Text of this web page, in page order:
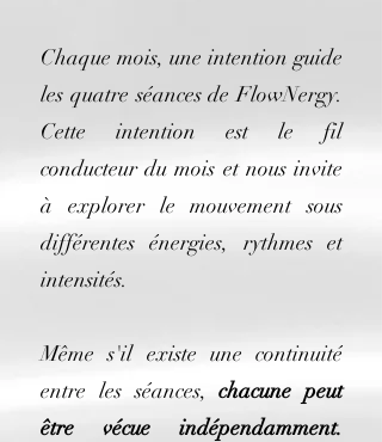
Chaque mois, une intention guide
les quatre séances de FlowNergy.
Cette intention est le fil
conducteur du mois et nous invite
à explorer le mouvement sous
différentes énergies, rythmes et
intensités.
Même s'il existe une continuité
entre les séances,chacune peut
être vécue indépendamment.